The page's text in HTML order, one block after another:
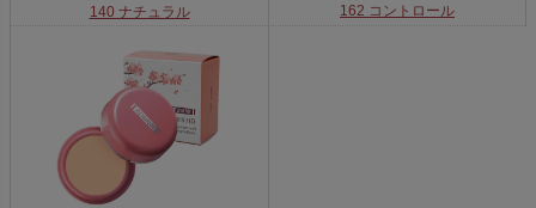
140 ナチュラル
162 コントロール